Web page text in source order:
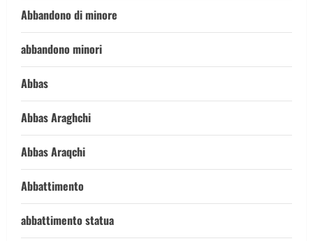
Abbandono di minore
abbandono minori
Abbas
Abbas Araghchi
Abbas Araqchi
Abbattimento
abbattimento statua